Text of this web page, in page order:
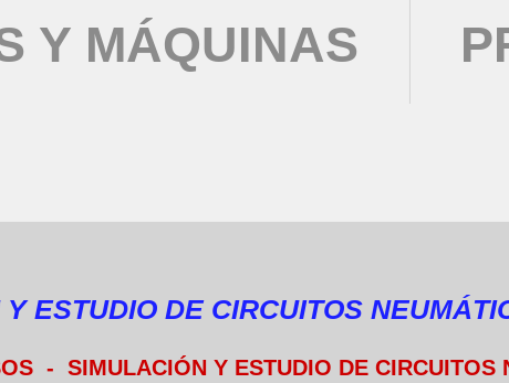
Y MÁQUINAS
ESTUDIO DE CIRCUITOS
- SIMULACIÓN Y ESTUDIO DE CIRCUITOS